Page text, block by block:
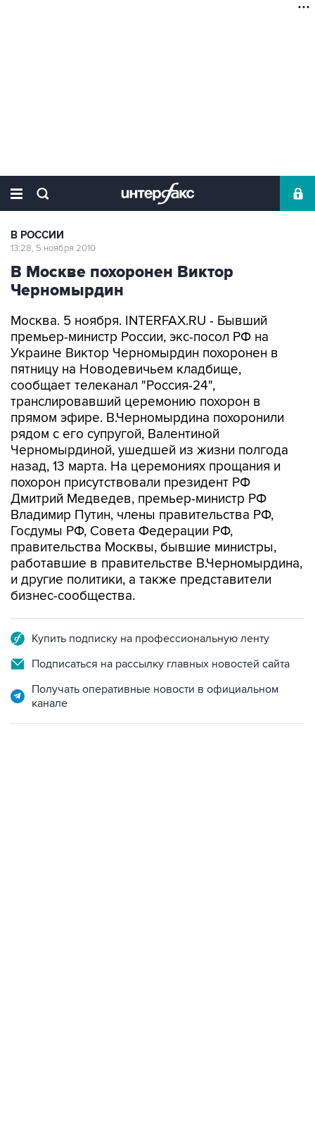
В РОССИИ
13:28, 5 ноября 2010
В Москве похоронен Виктор
Черномырдин
Москва. 5 ноября. INTERFAX.RU - Бывший
премьер-министр России, экс-посол РФ на
Украине Виктор Черномырдин похоронен в
пятницу на Новодевичьем кладбище,
сообщает телеканал "Россия-24",
транслировавший церемонию похорон в
прямом эфире. В.Черномырдина похоронили
рядом с его супругой, Валентиной
Черномырдиной, ушедшей из жизни полгода
назад, 13 марта. На церемониях прощания и
похорон присутствовали президент РФ
Дмитрий Медведев, премьер-министр РФ
Владимир Путин, члены правительства РФ,
Госдумы РФ, Совета Федерации РФ,
правительства Москвы, бывшие министры,
работавшие в правительстве В.Черномырдина,
и другие политики, а также представители
бизнес-сообщества.
Купить подписку на профессиональную ленту
Подписаться на рассылку главных новостей сайта
Получать оперативные новости в официальном
канале